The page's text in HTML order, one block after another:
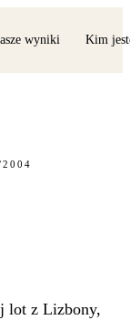
wyniki Kim
lot z Lizbony,